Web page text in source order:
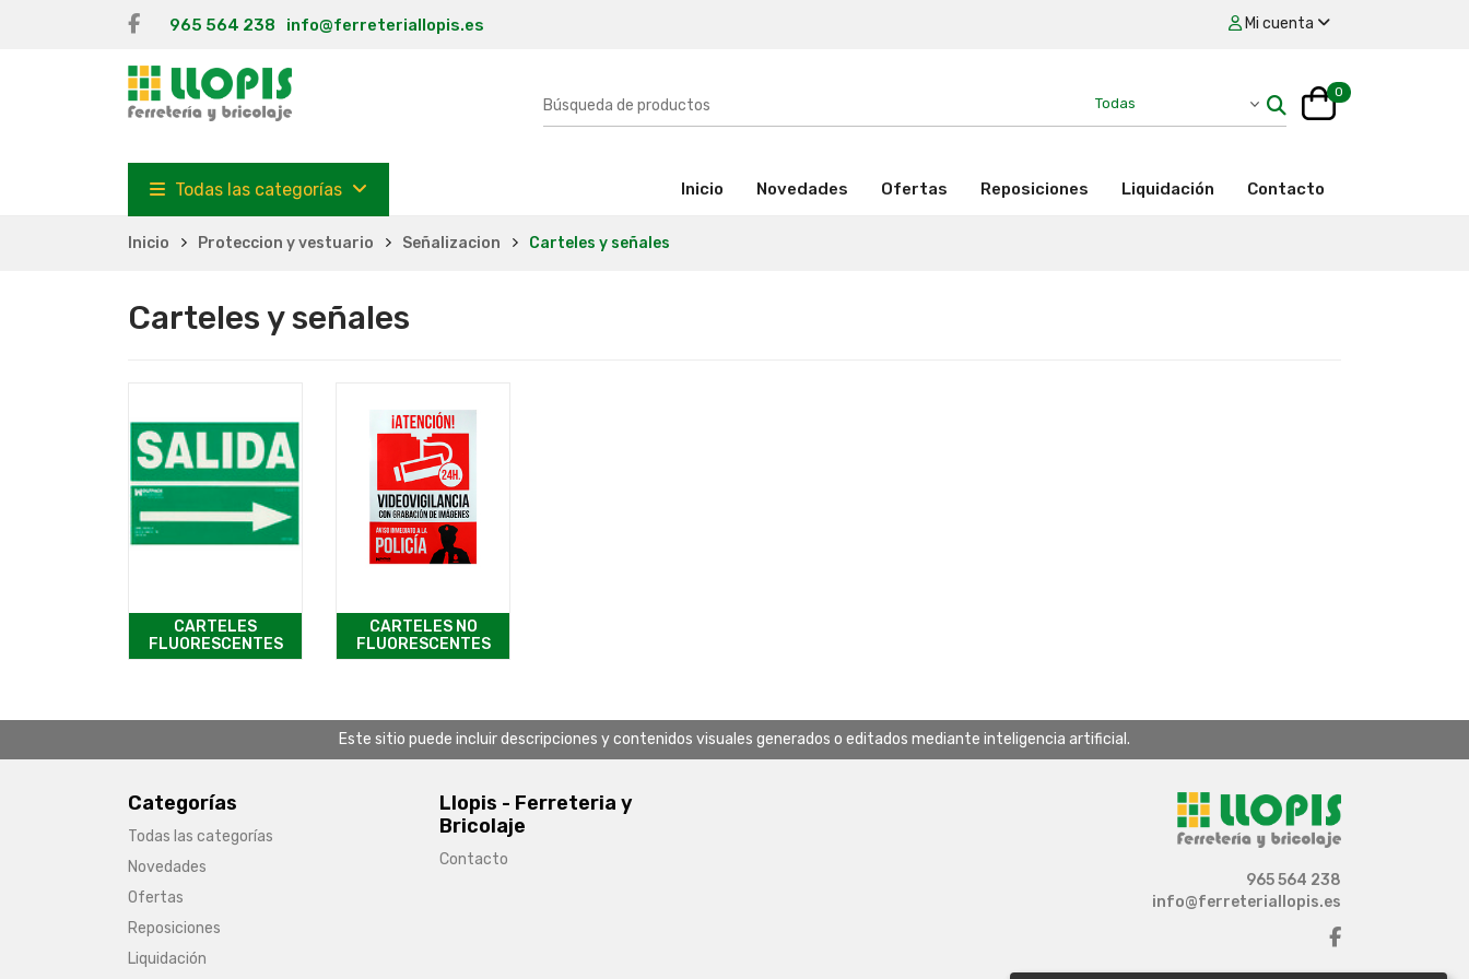
965 564 238 info@ferreteriallopis.es Mi cuenta
0
Todas las categorías Inicio (activo)Novedades Ofertas Reposiciones Liquidación Contacto
Inicio Proteccion y vestuario Señalizacion Carteles y señales
Carteles y señales
CARTELES
FLUORESCENTES
CARTELES NO
FLUORESCENTES
Este sitio puede incluir descripciones y contenidos visuales generados o editados mediante inteligencia artificial.
Categorías
Todas las categorías
Novedades
Ofertas
Reposiciones
Liquidación
Llopis - Ferreteria y
Bricolaje
Contacto
965 564 238
info@ferreteriallopis.es